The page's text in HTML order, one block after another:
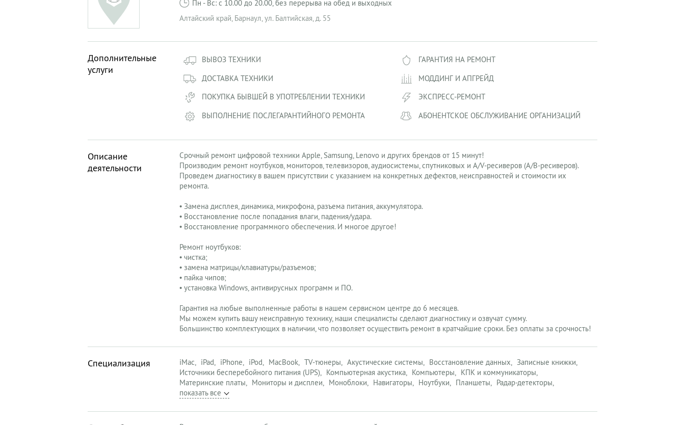
Пн - Вс: с 10.00 до 20.00, без перерыва на обед и выходных
Алтайский край, Барнаул,ул. Балтийская, д. 55
Дополнительные
услуги
ВЫВОЗ ТЕХНИКИ
ДОСТАВКА ТЕХНИКИ
ПОКУПКА БЫВШЕЙ В УПОТРЕБЛЕНИИ ТЕХНИКИ
ВЫПОЛНЕНИЕ ПОСЛЕГАРАНТИЙНОГО РЕМОНТА
ГАРАНТИЯ НА РЕМОНТ
МОДДИНГ И АПГРЕЙД
ЭКСПРЕСС-РЕМОНТ
АБОНЕНТСКОЕ ОБСЛУЖИВАНИЕ ОРГАНИЗАЦИЙ
Описание
деятельности
Срочный ремонт цифровой техники Apple, Samsung, Lenovo и других брендов от 15 минут!
Производим ремонт ноутбуков, мониторов, телевизоров, аудиосистемы, спутниковых и A/V-ресиверов (А/В-ресиверов).
Проведем диагностику в вашем присутствии с указанием на конкретных дефектов, неисправностей и стоимости их
ремонта.
• Замена дисплея, динамика, микрофона, разъема питания, аккумулятора.
• Восстановление после попадания влаги, падения/удара.
• Восстановление программного обеспечения. И многое другое!
Ремонт ноутбуков:
• чистка;
• замена матрицы/клавиатуры/разъемов;
• пайка чипов;
• установка Windows, антивирусных программ и ПО.
Гарантия на любые выполненные работы в нашем сервисном центре до 6 месяцев.
Мы можем купить вашу неисправную технику, наши специалисты сделают диагностику и озвучат сумму.
Большинство комплектующих в наличии, что позволяет осуществить ремонт в кратчайшие сроки. Без оплаты за срочность!
Специализация iMac iPad iPhone iPod MacBook TV-тюнеры Акустические системы Восстановление данных
Записные книжки
Источники бесперебойного питания (UPS)
Компьютерная акустика Компьютеры
КПК и коммуникаторы
Материнские платы
Мониторы и дисплеи Моноблоки Навигаторы Ноутбуки Планшеты Радар-детекторы